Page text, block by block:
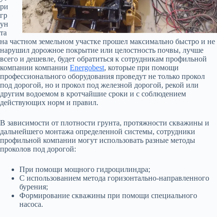
ри
гр
ун
та
на частном земельном участке прошел максимально быстро и не
нарушил дорожное покрытие или целостность почвы, лучше
всего и дешевле, будет обратиться к сотрудникам профильной
компании компании Energobest, которые при помощи
профессионального оборудования проведут не только прокол
под дорогой, но и прокол под железной дорогой, рекой или
другим водоемом в кротчайшие сроки и с соблюдением
действующих норм и правил.
В зависимости от плотности грунта, протяжности скважины и
дальнейшего монтажа определенной системы, сотрудники
профильной компании могут использовать разные методы
проколов под дорогой:
При помощи мощного гидроцилиндра;
С использованием метода горизонтально-направленного
бурения;
Формирование скважины при помощи специального
насоса.